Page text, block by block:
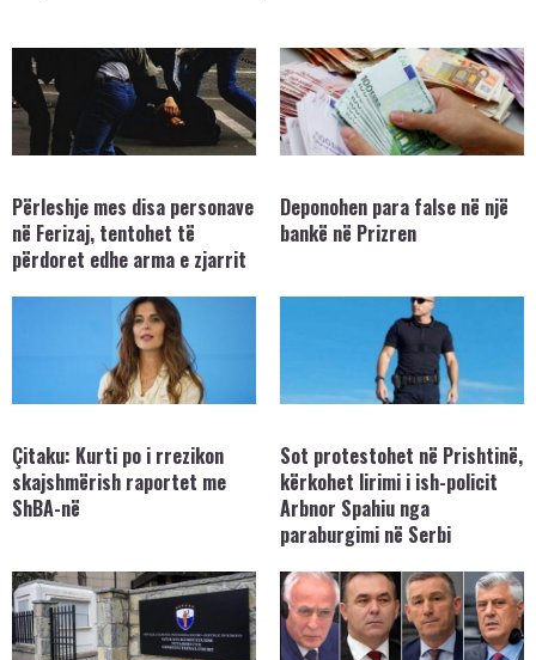
Përleshje mes disa personave
në Ferizaj, tentohet të
përdoret edhe arma e zjarrit
Deponohen para false në një
bankë në Prizren
Çitaku: Kurti po i rrezikon
skajshmërish raportet me
ShBA-në
Sot protestohet në Prishtinë,
kërkohet lirimi i ish-policit
Arbnor Spahiu nga
paraburgimi në Serbi